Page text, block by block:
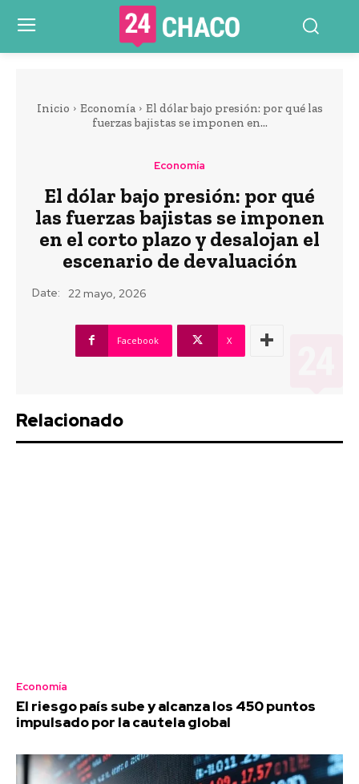
Inicio Economía
El dólar bajo presión: por qué las
fuerzas bajistas se imponen en...
Economía
El dólar bajo presión: por qué
las fuerzas bajistas se imponen
en el corto plazo y desalojan el
escenario de devaluación
Date: 22 mayo, 2026
Facebook X
Relacionado
Economía
El riesgo país sube y alcanza los 450 puntos
impulsado por la cautela global